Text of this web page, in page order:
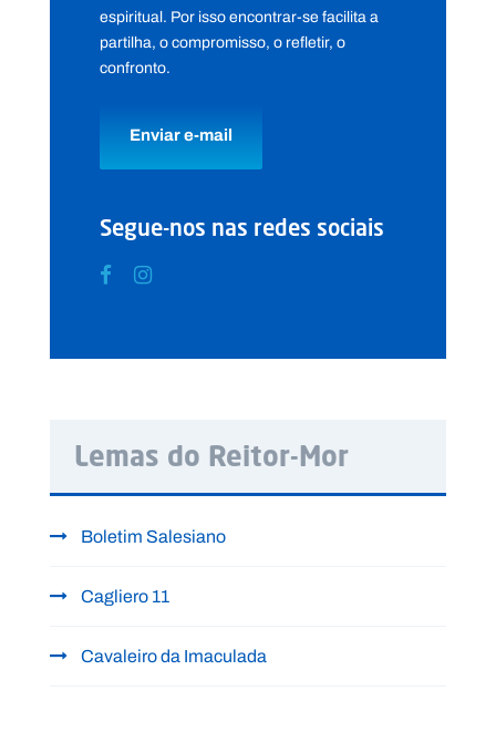
espiritual. Por isso encontrar-se facilita a
partilha, o compromisso, o refletir, o
confronto.
Enviar e-mail
Segue-nos nas redes sociais
Lemas do Reitor-Mor
Boletim Salesiano
Cagliero 11
Cavaleiro da Imaculada